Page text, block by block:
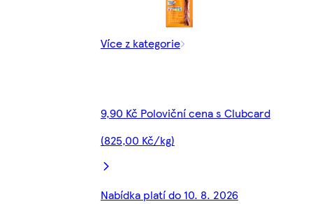
Více z kategorie
9,90 Kč Poloviční cena s Clubcard
(825,00 Kč/kg)
Nabídka platí do 10. 8. 2026